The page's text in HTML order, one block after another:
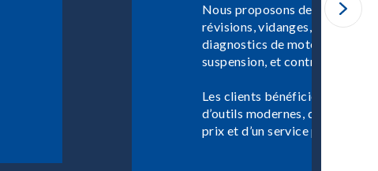
Nous proposons des services
révisions, vidanges,
diagnostics de moteur,
suspension, et contrôles de
Les clients bénéficient de
d’outils modernes, d’un
prix et d’un service